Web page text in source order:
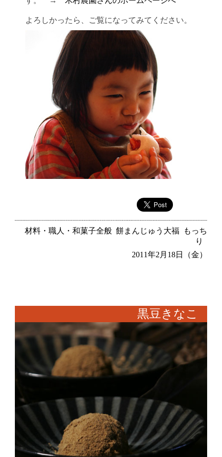
よろしかったら、ご覧になってみてください。
材料・職人・和菓子全般 餅まんじゅう大福
もっち
り
2011年2月18日（金）
黒豆きなこ